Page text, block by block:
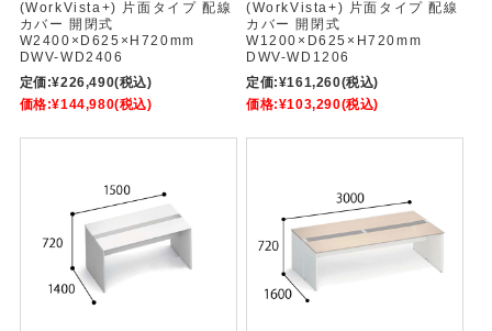
(WorkVista+) 片面タイプ 配線
カバー 開閉式
W2400×D625×H720mm
DWV-WD2406
定価:¥226,490(税込)
価格:¥144,980(税込)
(WorkVista+) 片面タイプ 配線
カバー 開閉式
W1200×D625×H720mm
DWV-WD1206
定価:¥161,260(税込)
価格:¥103,290(税込)